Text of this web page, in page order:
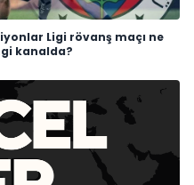
Ligi rövanş maçı ne
kanalda?